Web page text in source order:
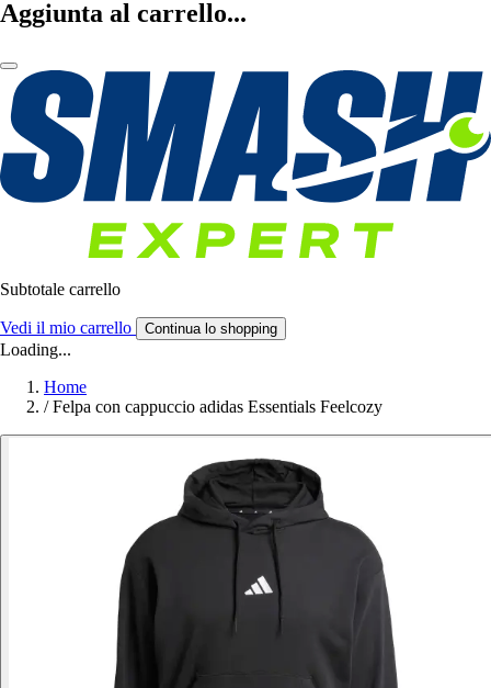
Aggiunta al carrello...
Subtotale carrello
Vedi il mio carrello Continua lo shopping
Loading...
Home
/ Felpa con cappuccio adidas Essentials Feelcozy